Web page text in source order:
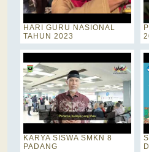
HARI GURU NASIONAL
TAHUN 2023
KARYA SISWA SMKN 8
PADANG